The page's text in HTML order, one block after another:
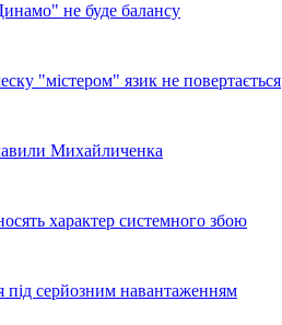
не буде балансу
"містером" язик не повертається
Михайличенка
характер системного збою
серйозним навантаженням